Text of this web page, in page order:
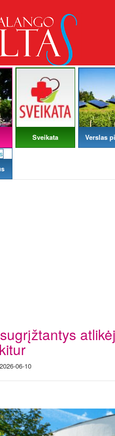
Sveikata Verslas
06-10